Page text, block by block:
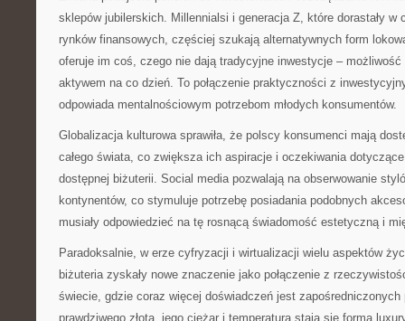
sklepów jubilerskich. Millennialsi i generacja Z, które dorastały w
rynków finansowych, częściej szukają alternatywnych form
oferuje im coś, czego nie dają tradycyjne inwestycje –
aktywem na co dzień. To połączenie praktyczności z
odpowiada mentalnościowym potrzebom młodych konsumentów.
Globalizacja kulturowa sprawiła, że polscy konsumenci mają
całego świata, co zwiększa ich aspiracje i oczekiwania
dostępnej biżuterii. Social media pozwalają na obserwowanie
kontynentów, co stymuluje potrzebę posiadania podobnych
musiały odpowiedzieć na tę rosnącą świadomość estetyczną i
Paradoksalnie, w erze cyfryzacji i wirtualizacji wielu aspektów
biżuteria zyskały nowe znaczenie jako połączenie z
świecie, gdzie coraz więcej doświadczeń jest
prawdziwego złota, jego ciężar i temperatura stają się formą